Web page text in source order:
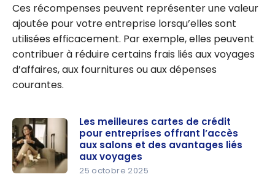
Ces récompenses peuvent représenter une valeur
ajoutée pour votre entreprise lorsqu’elles sont
utilisées efficacement. Par exemple, elles peuvent
contribuer à réduire certains frais liés aux voyages
d’affaires, aux fournitures ou aux dépenses
courantes.
Les meilleures cartes de crédit
pour entreprises offrant l’accès
aux salons et des avantages liés
aux voyages
25 octobre 2025